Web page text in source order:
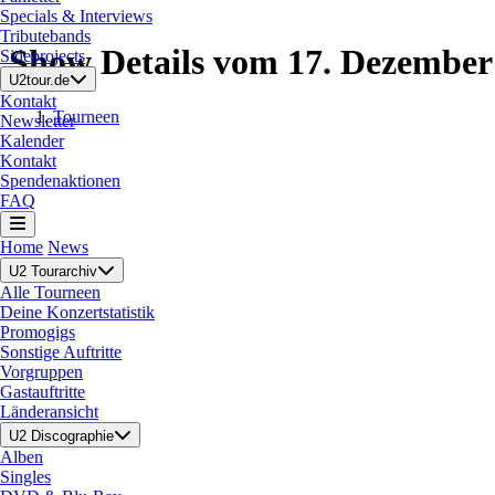
Specials & Interviews
Tributebands
Sideprojects
U2tour.de
Kontakt
Newsletter
Kalender
Kontakt
Spendenaktionen
FAQ
Home News
U2 Tourarchiv
Alle Tourneen
Deine Konzertstatistik
Promogigs
Sonstige Auftritte
Vorgruppen
Gastauftritte
Länderansicht
U2 Discographie
Alben
Singles
Show Details vom 17.
Tourneen